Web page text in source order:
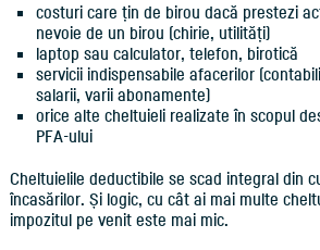
costuri care țin de birou dacă prestezi
nevoie de un birou (chirie, utilități)
laptop sau calculator, telefon, birotică
servicii indispensabile afacerilor
salarii, varii abonamente)
orice alte cheltuieli realizate în scopul
PFA-ului
Cheltuielile deductibile se scad integral din
încasărilor. Și logic, cu cât ai mai multe
impozitul pe venit este mai mic.